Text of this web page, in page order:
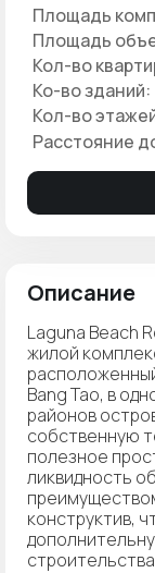
Описание
Laguna Beach
жилой
Bang Tao, в
районов
собственную
полезное
ликвидность
конструктив,
Площадь
Площадь
Кол-во
Ко-во зданий:
Кол-во
Расстояние